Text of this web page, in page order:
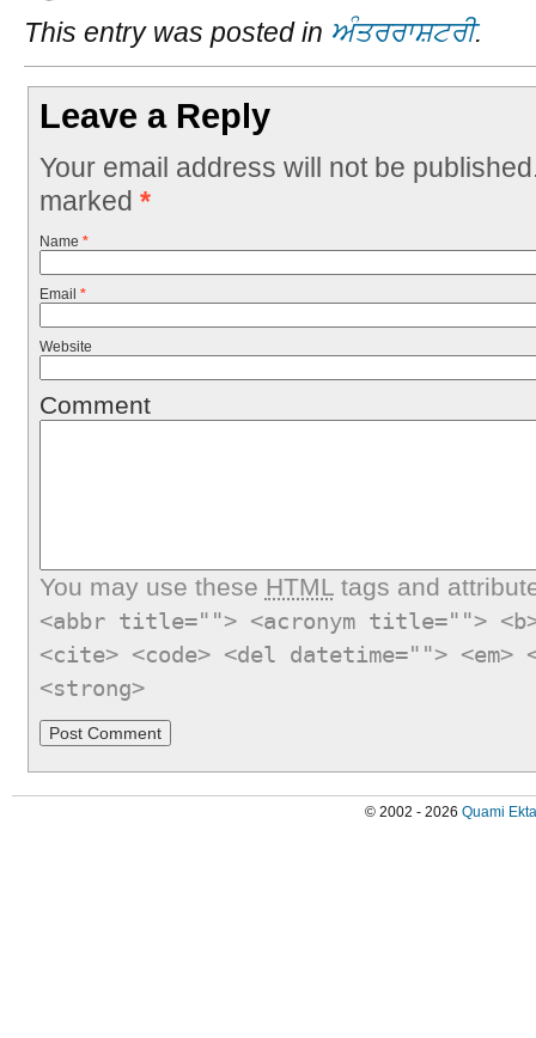
This entry was posted in ਅੰਤਰਰਾਸ਼ਟਰੀ.
Leave a Reply
Your email address will not be
marked *
Name *
Email *
Website
Comment
You may use these HTMLtags and
<abbr title=""> <acronym title="">
<cite> <code> <del datetime="">
<strong>
© 2002 - 2026 Quami